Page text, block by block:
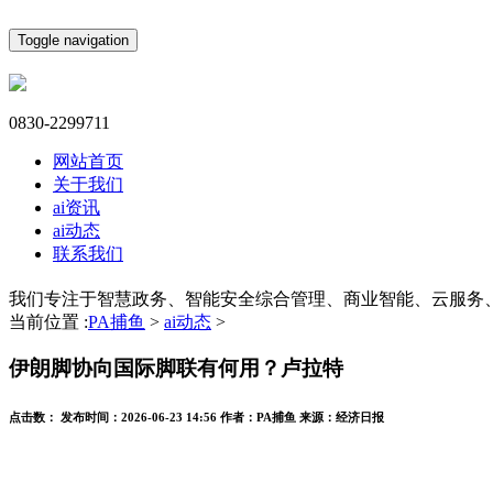
Toggle navigation
0830-2299711
网站首页
关于我们
ai资讯
ai动态
联系我们
我们专注于智慧政务、智能安全综合管理、商业智能、云服务
当前位置 :PA捕鱼 > ai动态 >
伊朗脚协向国际脚联有何用？卢拉特
点击数： 发布时间： 2026-06-23 14:56 作者： PA捕鱼 来源： 经济日报